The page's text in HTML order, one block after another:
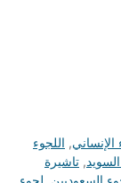
الإنساني, اللجوء
, تاشيرة
السعوديين لجوء